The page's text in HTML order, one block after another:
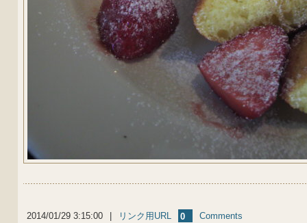
2014/01/29 3:15:00 リンク用URL 0 Comments